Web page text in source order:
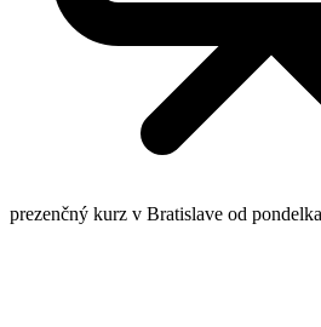
prezenčný kurz v Bratislave od